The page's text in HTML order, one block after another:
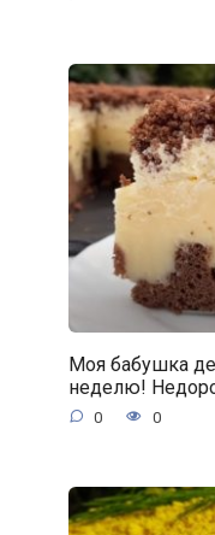
Моя бабушка
неделю!
0 0